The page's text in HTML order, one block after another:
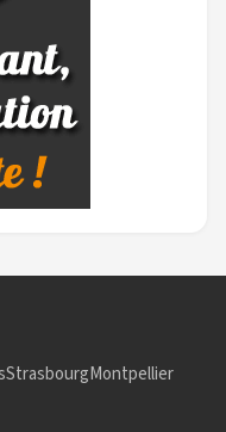
StrasbourgMontpellier